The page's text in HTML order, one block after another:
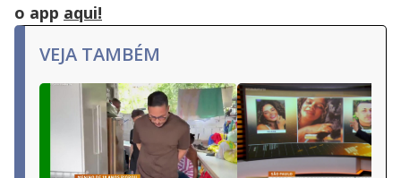
o app aqui!
VEJA TAMBÉM